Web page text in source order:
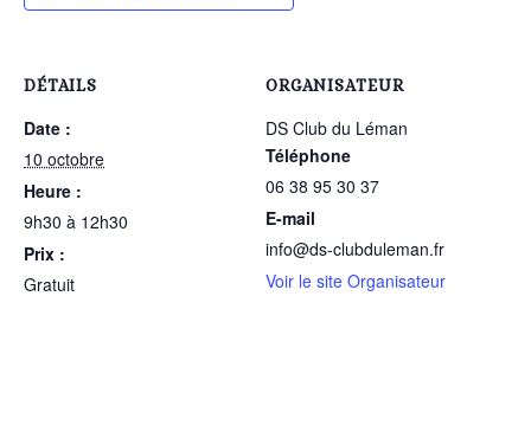
DÉTAILS
Date :
10 octobre
Heure :
9h30 à 12h30
Prix :
Gratuit
ORGANISATEUR
DS Club du Léman
Téléphone
06 38 95 30 37
E-mail
info@ds-clubduleman.fr
Voir le site Organisateur